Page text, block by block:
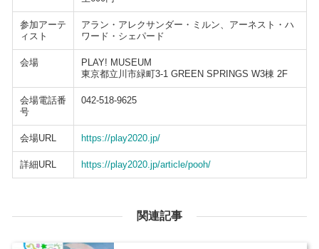
参加アーテ
ィスト
アラン・アレクサンダー・ミルン、アーネスト・ハ
ワード・シェパード
会場
PLAY! MUSEUM
東京都立川市緑町3-1 GREEN SPRINGS W3棟 2F
会場電話番
号
042-518-9625
会場URL https://play2020.jp/
詳細URL https://play2020.jp/article/pooh/
関連記事